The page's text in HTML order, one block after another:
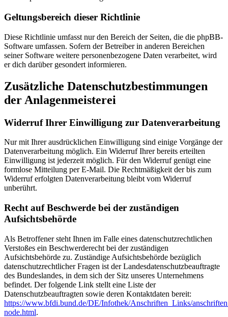
Geltungsbereich dieser Richtlinie
Diese Richtlinie umfasst nur den Bereich der Seiten, die die phpBB-
Software umfassen. Sofern der Betreiber in anderen Bereichen
seiner Software weitere personenbezogene Daten verarbeitet, wird
er dich darüber gesondert informieren.
Zusätzliche Datenschutzbestimmungen
der Anlagenmeisterei
Widerruf Ihrer Einwilligung zur Datenverarbeitung
Nur mit Ihrer ausdrücklichen Einwilligung sind einige Vorgänge der
Datenverarbeitung möglich. Ein Widerruf Ihrer bereits erteilten
Einwilligung ist jederzeit möglich. Für den Widerruf genügt eine
formlose Mitteilung per E-Mail. Die Rechtmäßigkeit der bis zum
Widerruf erfolgten Datenverarbeitung bleibt vom Widerruf
unberührt.
Recht auf Beschwerde bei der zuständigen
Aufsichtsbehörde
Als Betroffener steht Ihnen im Falle eines datenschutzrechtlichen
Verstoßes ein Beschwerderecht bei der zuständigen
Aufsichtsbehörde zu. Zuständige Aufsichtsbehörde bezüglich
datenschutzrechtlicher Fragen ist der Landesdatenschutzbeauftragte
des Bundeslandes, in dem sich der Sitz unseres Unternehmens
befindet. Der folgende Link stellt eine Liste der
Datenschutzbeauftragten sowie deren Kontaktdaten bereit:
https://www.bfdi.bund.de/DE/Infothek/Anschriften_Links/
node.html.